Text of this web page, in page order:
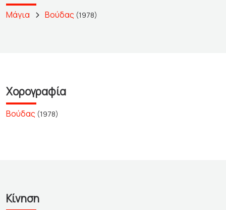
Μάγια Βούδας (1978)
Χορογραφία
Βούδας (1978)
Κίνηση